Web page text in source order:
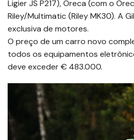
Ligier JS P217), Oreca (com o
Riley/Multimatic (Riley MK30). A
exclusiva de motores.
O preço de um carro novo
todos os equipamentos
deve exceder € 483.000.